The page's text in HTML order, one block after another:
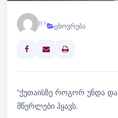
BY ცხოვრება
Print
“ქუთაისზე როგორ უნდა
მწერლები ჰყავს.